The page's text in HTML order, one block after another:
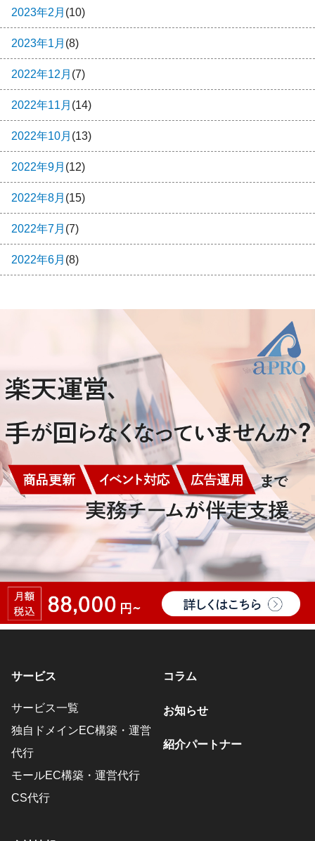
2023年2月 (10)
2023年1月 (8)
2022年12月 (7)
2022年11月 (14)
2022年10月 (13)
2022年9月 (12)
2022年8月 (15)
2022年7月 (7)
2022年6月 (8)
サービス
サービス一覧
独自ドメインEC構築・運営
代行
モールEC構築・運営代行
CS代行
コラム
お知らせ
紹介パートナー